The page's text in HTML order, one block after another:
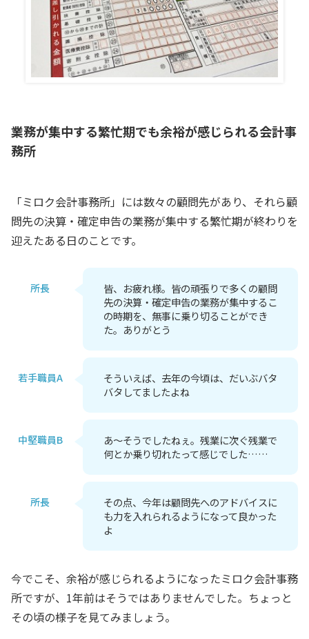
業務が集中する繁忙期でも余裕が感じられる会計事
務所
「ミロク会計事務所」には数々の顧問先があり、それら顧
問先の決算・確定申告の業務が集中する繁忙期が終わりを
迎えたある日のことです。
所長
皆、お疲れ様。皆の頑張りで多くの顧問
先の決算・確定申告の業務が集中するこ
の時期を、無事に乗り切ることができ
た。ありがとう
若手職員A
そういえば、去年の今頃は、だいぶバタ
バタしてましたよね
中堅職員B
あ～そうでしたねぇ。残業に次ぐ残業で
何とか乗り切れたって感じでした……
所長
その点、今年は顧問先へのアドバイスに
も力を入れられるようになって良かった
よ
今でこそ、余裕が感じられるようになったミロク会計事務
所ですが、1年前はそうではありませんでした。ちょっと
その頃の様子を見てみましょう。